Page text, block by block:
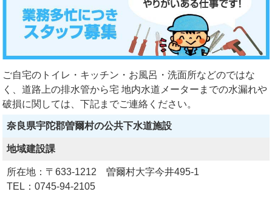
ご自宅のトイレ・キッチン・お風呂・洗面所などのではな
く、道路上の排水管から宅 地内水道メーターまでの水漏れや
破損に関しては、下記までご連絡ください。
奈良県宇陀郡曽爾村の公共下水道施設
地域建設課
所在地：〒633-1212 曽爾村大字今井495-1
TEL：0745-94-2105